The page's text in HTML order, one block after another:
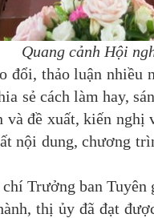
Quang cảnh Hội
thảo luận nhiều
sẻ cách làm hay,
đề xuất, kiến nghị
nội dung, chương
Trưởng ban Tuyên
thị ủy đã đạt